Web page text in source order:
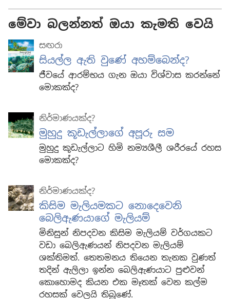
මේවා බලන්නත් ඔයා කැමති වෙයි
සඟරා
සියල්ල ඇති වුණේ අහම්බෙන්ද?
ජීවයේ ආරම්භය ගැන ඔයා විශ්වාස කරන්නේ
මොකක්ද?
නිර්මාණයක්ද?
මුහුදු කූඩැල්ලාගේ අපූරු සම
මුහුදු කූඩැල්ලාට හිමි නම්‍යශීලී ශරීරයේ රහස
මොකක්ද?
නිර්මාණයක්ද?
කිසිම මැලියමකට නොදෙවෙනි
බෙලිඇණයාගේ මැලියම්
මිනිසුන් නිපදවන කිසිම මැලියම් වර්ගයකට
වඩා බෙලිඇණයන් නිපදවන මැලියම්
ශක්තිමත්. තෙතමනය තියෙන තැනක වුණත්
තදින් ඇලිලා ඉන්න බෙලිඇණයාට පුළුවන්
කොහොමද කියන එක මෑතක් වෙන කල්ම
රහසක් වෙලයි තිබුණේ.